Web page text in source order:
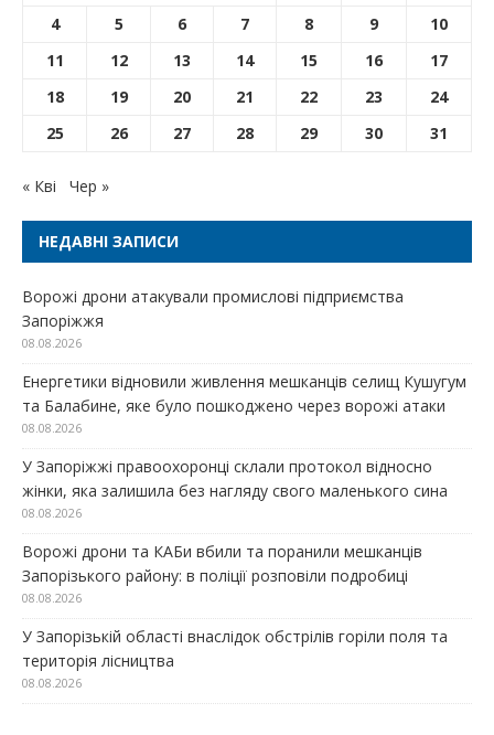
4
5 6 7 8 9
10
11
12 13 14 15 16
17
18
19 20 21 22 23
24
25
26 27 28 29 30 31
« Кві Чер »
НЕДАВНІ ЗАПИСИ
Ворожі дрони атакували промислові підприємства
Запоріжжя
08.08.2026
Енергетики відновили живлення мешканців селищ Кушугум
та Балабине, яке було пошкоджено через ворожі атаки
08.08.2026
У Запоріжжі правоохоронці склали протокол відносно
жінки, яка залишила без нагляду свого маленького сина
08.08.2026
Ворожі дрони та КАБи вбили та поранили мешканців
Запорізького району: в поліції розповіли подробиці
08.08.2026
У Запорізькій області внаслідок обстрілів горіли поля та
територія лісництва
08.08.2026